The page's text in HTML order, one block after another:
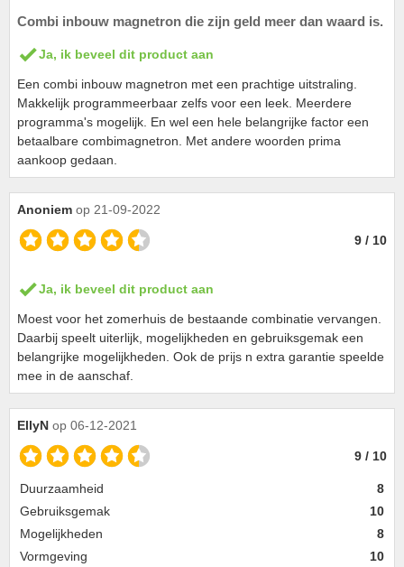
Combi inbouw magnetron die zijn geld meer dan waard is.
Ja, ik beveel dit product aan
Een combi inbouw magnetron met een prachtige uitstraling.
Makkelijk programmeerbaar zelfs voor een leek. Meerdere
programma's mogelijk. En wel een hele belangrijke factor een
betaalbare combimagnetron. Met andere woorden prima
aankoop gedaan.
Anoniem op 21-09-2022
9 / 10
Ja, ik beveel dit product aan
Moest voor het zomerhuis de bestaande combinatie vervangen.
Daarbij speelt uiterlijk, mogelijkheden en gebruiksgemak een
belangrijke mogelijkheden. Ook de prijs n extra garantie speelde
mee in de aanschaf.
EllyN op 06-12-2021
9 / 10
Duurzaamheid
8
Gebruiksgemak
10
Mogelijkheden
8
Vormgeving
10